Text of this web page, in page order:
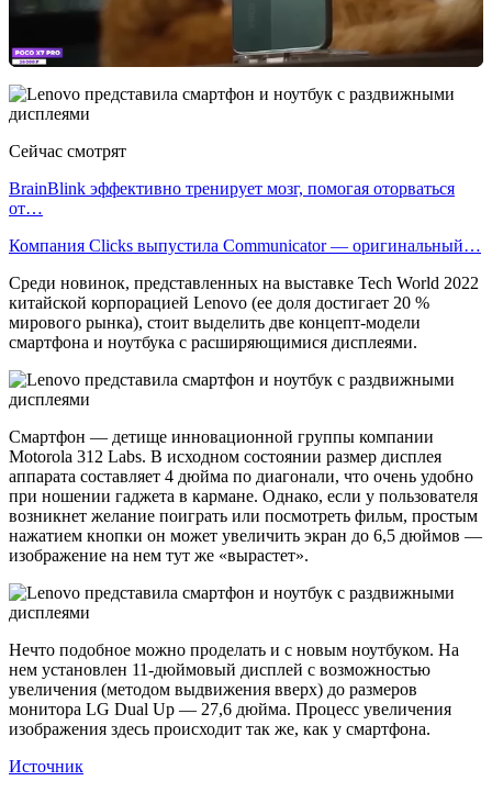
Сейчас смотрят
BrainBlink эффективно тренирует мозг, помогая оторваться
от…
Компания Clicks выпустила Communicator — оригинальный…
Среди новинок, представленных на выставке Tech World 2022
китайской корпорацией Lenovo (ее доля достигает 20 %
мирового рынка), стоит выделить две концепт-модели
смартфона и ноутбука с расширяющимися дисплеями.
Смартфон — детище инновационной группы компании
Motorola 312 Labs. В исходном состоянии размер дисплея
аппарата составляет 4 дюйма по диагонали, что очень удобно
при ношении гаджета в кармане. Однако, если у пользователя
возникнет желание поиграть или посмотреть фильм, простым
нажатием кнопки он может увеличить экран до 6,5 дюймов —
изображение на нем тут же «вырастет».
Нечто подобное можно проделать и с новым ноутбуком. На
нем установлен 11-дюймовый дисплей с возможностью
увеличения (методом выдвижения вверх) до размеров
монитора LG Dual Up — 27,6 дюйма. Процесс увеличения
изображения здесь происходит так же, как у смартфона.
Источник